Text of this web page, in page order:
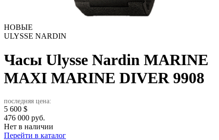
НОВЫЕ
ULYSSE NARDIN
Часы Ulysse Nardin MARINE
MAXI MARINE DIVER 9908
последняя цена:
5 600 $
476 000 руб.
Нет в наличии
Перейти в каталог